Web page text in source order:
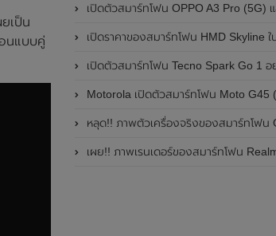
เป็น
นแบบคู่
เปิดตัวสมาร์ทโฟน OPPO A3 Pro (5G) และ OPPO A3x ในประเทศไทยอย่างเป็นทางการแ
เปิดราคาของสมาร์ทโฟน HMD Skyline ในประเทศไทยอย่างเป็นทางก
เปิดตัวสมาร์ทโฟน Tecno Spark Go 1 อย่างเป็นทางการแล้ว มาพร้อมหน้าจอแสดงผล LCD / 120Hz , แบตเ
Motorola เปิดตัวสมาร์ทโฟน Moto G45 (5G) อย่างเป็น
หลุด!! ภาพตัวเครื่องจริงของสมาร์ทโฟน Google Pixel 9a โชว์ดีไซน์ใหม่ กล้องหลังแบ
เผย!! ภาพเรนเดอร์ของสมาร์ทโฟน Realme GT7 Pro โชว์ให้เห็นดีไซน์ใหม่ พร้อมเผยร